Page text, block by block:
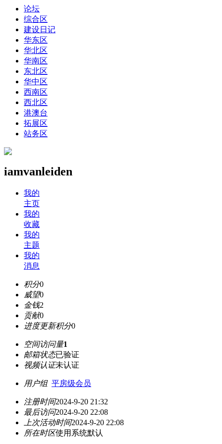
论坛
综合区
建设日记
华东区
华北区
华南区
东北区
华中区
西南区
西北区
港澳台
拓展区
站务区
iamvanleiden
我的
主页
我的
收藏
我的
主题
我的
消息
积分0
威望0
金钱2
贡献0
进度更新积分0
空间访问量1
邮箱状态已验证
视频认证未认证
用户组 平房级会员
注册时间2024-9-20 21:32
最后访问2024-9-20 22:08
上次活动时间2024-9-20 22:08
所在时区使用系统默认